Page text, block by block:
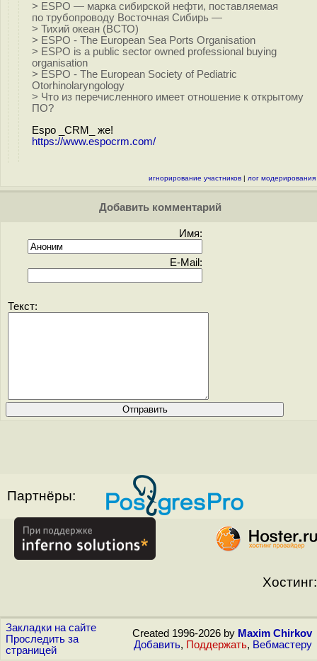
> ESPO — марка сибирской нефти, поставляемая
по трубопроводу Восточная Сибирь —
> Тихий океан (ВСТО)
> ESPO - The European Sea Ports Organisation
> ESPO is a public sector owned professional buying
organisation
> ESPO - The European Society of Pediatric
Otorhinolaryngology
> Что из перечисленного имеет отношение к открытому
ПО?
Espo _CRM_ же!
https://www.espocrm.com/
игнорирование участников | лог модерирования
Добавить комментарий
Имя:
E-Mail:
Текст:
Партнёры:
Хостинг:
Закладки на сайте
Проследить за
страницей
Created 1996-2026 by Maxim Chirkov
Добавить, Поддержать, Вебмастеру